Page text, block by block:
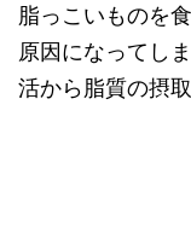
脂っこいものを
原因になってし
活から脂質の摂